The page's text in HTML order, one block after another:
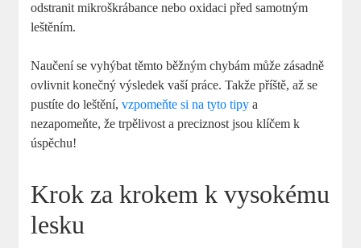
odstranit mikroškrábance nebo oxidaci před samotným
leštěním.
Naučení se vyhýbat těmto běžným chybám může zásadně
ovlivnit konečný výsledek vaší práce. Takže příště, až se
pustíte do leštění,vzpomeňte si na tyto tipy a
nezapomeňte, že trpělivost a preciznost jsou klíčem k
úspěchu!
Krok za krokem k vysokému
lesku